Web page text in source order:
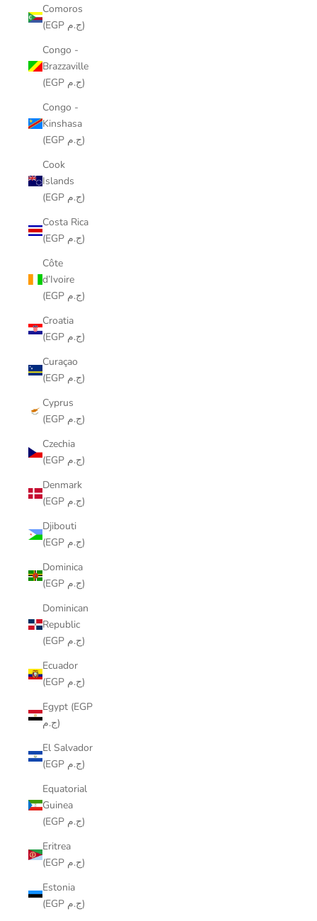
Comoros
(EGP ج.م)
Congo -
Brazzaville
(EGP ج.م)
Congo -
Kinshasa
(EGP ج.م)
Cook
Islands
(EGP ج.م)
Costa Rica
(EGP ج.م)
Côte
d’Ivoire
(EGP ج.م)
Croatia
(EGP ج.م)
Curaçao
(EGP ج.م)
Cyprus
(EGP ج.م)
Czechia
(EGP ج.م)
Denmark
(EGP ج.م)
Djibouti
(EGP ج.م)
Dominica
(EGP ج.م)
Dominican
Republic
(EGP ج.م)
Ecuador
(EGP ج.م)
Egypt (EGP
ج.م)
El Salvador
(EGP ج.م)
Equatorial
Guinea
(EGP ج.م)
Eritrea
(EGP ج.م)
Estonia
(EGP ج.م)